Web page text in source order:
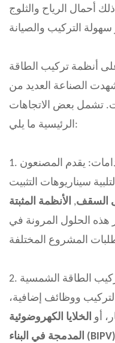
أحمال الرياح والثلوج
أنظمة تركيب الطاقة
الصناعة العديد من
تشمل بعض الاتجاهات
الرئيسية ما يلي:
1. حلول تركيب متعددة الاستخدامات: يقدم المصنعون
سيناريوهات التثبيت
السقف, الأنظمة المثبتة
هذه الحلول المرونة في
2. الحلول المتكاملة: تجمع أنظمة تركيب الطاقة الشمسية
ووظائف إضافية،
أو الخلايا الكهروضوئية
المدمجة في البناء (BIPV)